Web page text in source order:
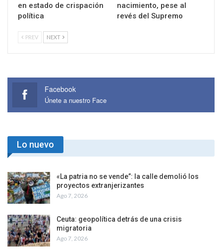
en estado de crispación
política
nacimiento, pese al
revés del Supremo
PREV NEXT
Facebook
Únete a nuestro Face
Lo nuevo
«La patria no se vende”: la calle demolió los
proyectos extranjerizantes
Ago 7, 2026
Ceuta: geopolítica detrás de una crisis
migratoria
Ago 7, 2026